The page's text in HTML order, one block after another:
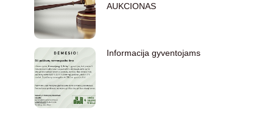
AUKCIONAS
Informacija gyventojams